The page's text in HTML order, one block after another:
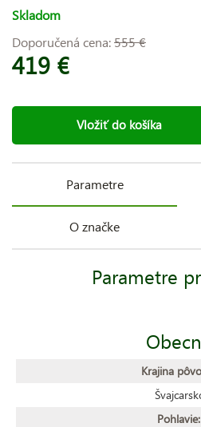
Skladom
Doporučená cena:555 €
419 €
Vložiť do košíka
Parametre
O značke
Parametre
Krajina
Pohlavie: